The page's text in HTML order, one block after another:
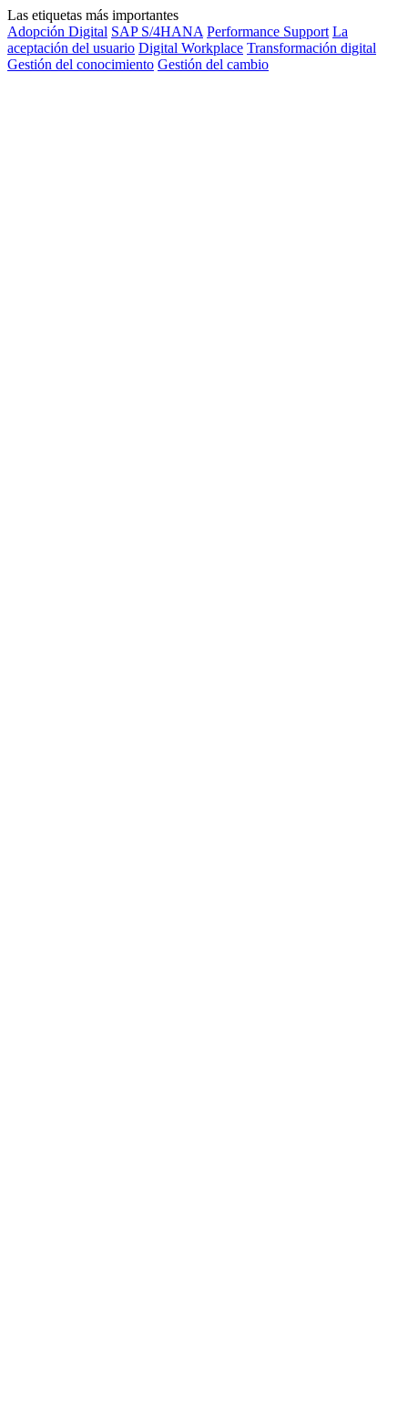
Las etiquetas más importantes
Adopción Digital SAP S/4HANA Performance Support La
aceptación del usuario Digital Workplace Transformación digital
Gestión del conocimiento Gestión del cambio